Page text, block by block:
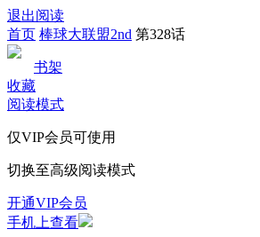
退出阅读
首页 棒球大联盟2nd 第328话
书架
收藏
阅读模式
仅VIP会员可使用
切换至高级阅读模式
开通VIP会员
手机上查看